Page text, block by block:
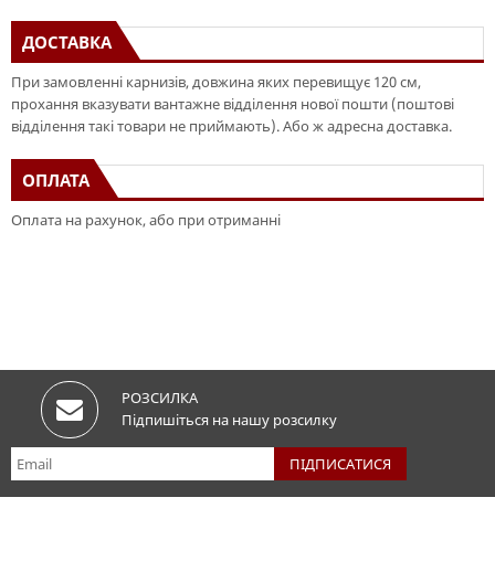
ДОСТАВКА
При замовленні карнизів, довжина яких перевищує 120 см,
прохання вказувати вантажне відділення нової пошти (поштові
відділення такі товари не приймають). Або ж адресна доставка.
ОПЛАТА
Оплата на рахунок, або при отриманні
РОЗСИЛКА
Підпишіться на нашу розсилку